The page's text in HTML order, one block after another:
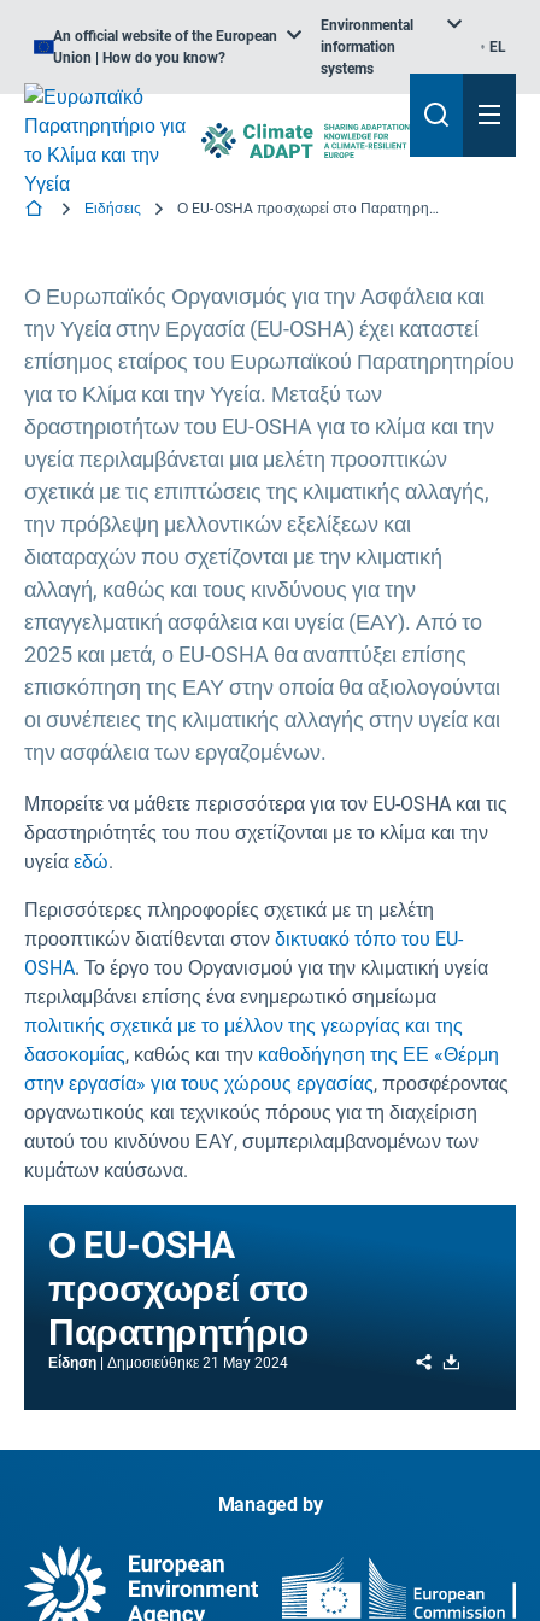
An official website of the European
Union | How do you know?
Environmental
information
systems
EL
Ειδήσεις Ο EU-OSHA προσχωρεί στο Παρατηρητήριο
Ο Ευρωπαϊκός Οργανισμός για την Ασφάλεια και
την Υγεία στην Εργασία (EU-OSHA) έχει καταστεί
επίσημος εταίρος του Ευρωπαϊκού Παρατηρητηρίου
για το Κλίμα και την Υγεία. Μεταξύ των
δραστηριοτήτων του EU-OSHA για το κλίμα και την
υγεία περιλαμβάνεται μια μελέτη προοπτικών
σχετικά με τις επιπτώσεις της κλιματικής αλλαγής,
την πρόβλεψη μελλοντικών εξελίξεων και
διαταραχών που σχετίζονται με την κλιματική
αλλαγή, καθώς και τους κινδύνους για την
επαγγελματική ασφάλεια και υγεία (ΕΑΥ). Από το
2025 και μετά, ο EU-OSHA θα αναπτύξει επίσης
επισκόπηση της ΕΑΥ στην οποία θα αξιολογούνται
οι συνέπειες της κλιματικής αλλαγής στην υγεία και
την ασφάλεια των εργαζομένων.
Μπορείτε να μάθετε περισσότερα για τον EU-OSHA και τις
δραστηριότητές του που σχετίζονται με το κλίμα και την
υγεία εδώ.
Περισσότερες πληροφορίες σχετικά με τη μελέτη
προοπτικών διατίθενται στον δικτυακό τόπο του EU-
OSHA. Το έργο του Οργανισμού για την κλιματική υγεία
περιλαμβάνει επίσης ένα ενημερωτικό σημείωμα
πολιτικής σχετικά με το μέλλον της γεωργίας και της
δασοκομίας, καθώς και την καθοδήγηση της ΕΕ «Θέρμη
στην εργασία» για τους χώρους εργασίας, προσφέροντας
οργανωτικούς και τεχνικούς πόρους για τη διαχείριση
αυτού του κινδύνου ΕΑΥ, συμπεριλαμβανομένων των
κυμάτων καύσωνα.
Ο EU-OSHA
προσχωρεί στο
Παρατηρητήριο
Είδηση Δημοσιεύθηκε 21 May 2024 Share
Managed by